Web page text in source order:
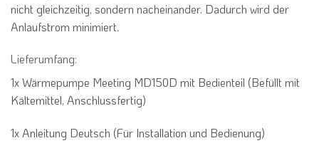
nicht gleichzeitig, sondern nacheinander. Dadurch wird der
Anlaufstrom minimiert.
Lieferumfang:
1x Wärmepumpe Meeting MD150D mit Bedienteil (Befüllt mit
Kältemittel, Anschlussfertig)
1x Anleitung Deutsch (Für Installation und Bedienung)